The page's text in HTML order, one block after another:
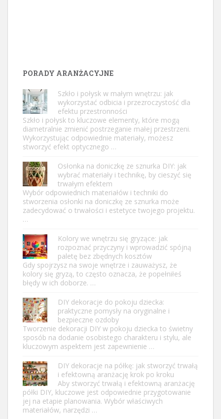
PORADY ARANŻACYJNE
Szkło i połysk w małym wnętrzu: jak
wykorzystać odbicia i przezroczystość dla
efektu przestronności
Szkło i połysk to kluczowe elementy, które mogą
diametralnie zmienić postrzeganie małej przestrzeni.
Wykorzystując odpowiednie materiały, możesz
stworzyć efekt optycznego …
Osłonka na doniczkę ze sznurka DIY: jak
wybrać materiały i technikę, by cieszyć się
trwałym efektem
Wybór odpowiednich materiałów i techniki do
stworzenia osłonki na doniczkę ze sznurka może
zadecydować o trwałości i estetyce twojego projektu.
…
Kolory we wnętrzu się gryzące: jak
rozpoznać przyczyny i wprowadzić spójną
paletę bez zbędnych kosztów
Gdy spojrzysz na swoje wnętrze i zauważysz, że
kolory się gryzą, to często oznacza, że popełniłeś
błędy w ich doborze. …
DIY dekoracje do pokoju dziecka:
praktyczne pomysły na oryginalne i
bezpieczne ozdoby
Tworzenie dekoracji DIY w pokoju dziecka to świetny
sposób na dodanie osobistego charakteru i stylu, ale
kluczowym aspektem jest zapewnienie …
DIY dekoracje na półkę: jak stworzyć trwałą
i efektowną aranżację krok po kroku
Aby stworzyć trwałą i efektowną aranżację
półki DIY, kluczowe jest odpowiednie przygotowanie
jej na etapie planowania. Wybór właściwych
materiałów, narzędzi …